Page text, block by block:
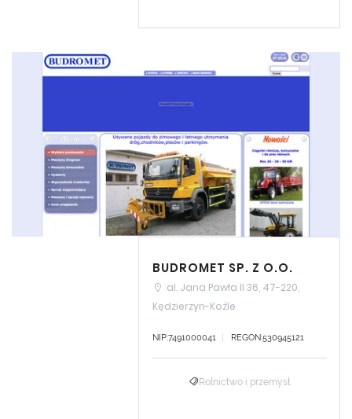
BUDROMET SP. Z O.O.
al. Jana Pawła II 36, 47-220,
Kędzierzyn-Koźle
NIP:7491000041 REGON:530945121
Rolnictwo i przemysł